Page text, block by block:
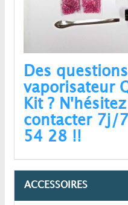
Des
vaporisateur
Kit ?
contacter 7j/
54 28 !!
ACCESSOIRES